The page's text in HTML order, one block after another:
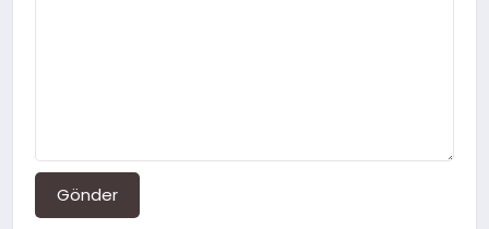
Gönder